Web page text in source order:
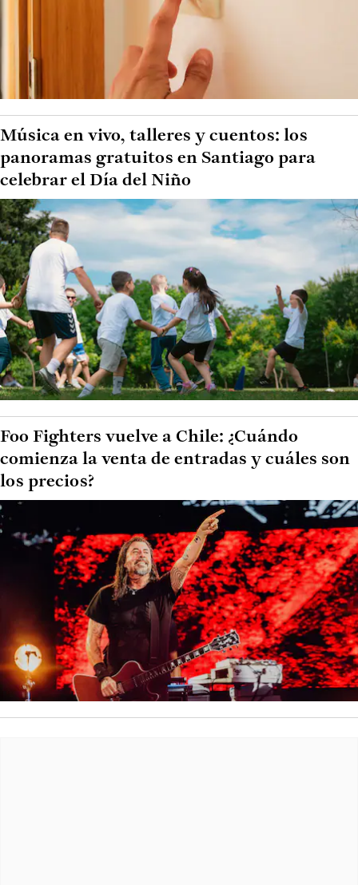
Música en vivo, talleres y cuentos: los
panoramas gratuitos en Santiago para
celebrar el Día del Niño
Foo Fighters vuelve a Chile: ¿Cuándo
comienza la venta de entradas y cuáles son
los precios?